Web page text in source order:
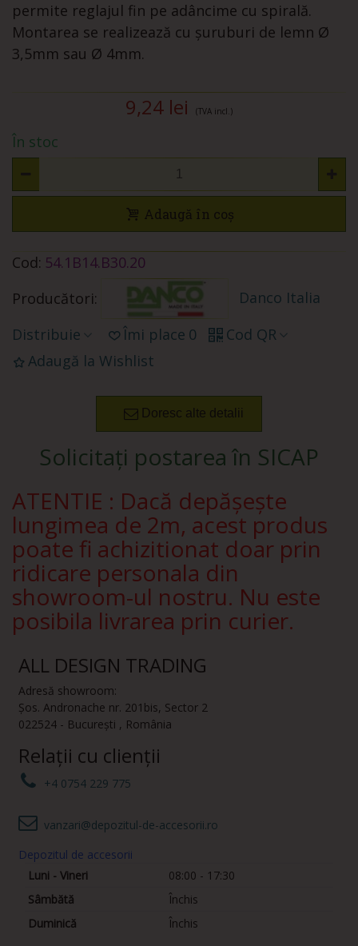
permite reglajul fin pe adâncime cu spirală.
Montarea se realizează cu șuruburi de lemn Ø
3,5mm sau Ø 4mm.
9,24 lei (TVA incl.)
În stoc
Adaugă în coș
Cod: 54.1B14.B30.20
Producători:
Danco Italia
Distribuie
Îmi place 0
Cod QR
Adaugă la Wishlist
Doresc alte detalii
Solicitați postarea în SICAP
ATENTIE : Dacă depășește
lungimea de 2m, acest produs
poate fi achizitionat doar prin
ridicare personala din
showroom-ul nostru. Nu este
posibila livrarea prin curier.
ALL DESIGN TRADING
Adresă showroom:
Șos. Andronache nr. 201bis, Sector 2
022524 - București , România
Relații cu clienții
+4 0754 229 775
vanzari@depozitul-de-accesorii.ro
Depozitul de accesorii
Luni - Vineri
08:00 - 17:30
Sâmbătă
Închis
Duminică
Închis